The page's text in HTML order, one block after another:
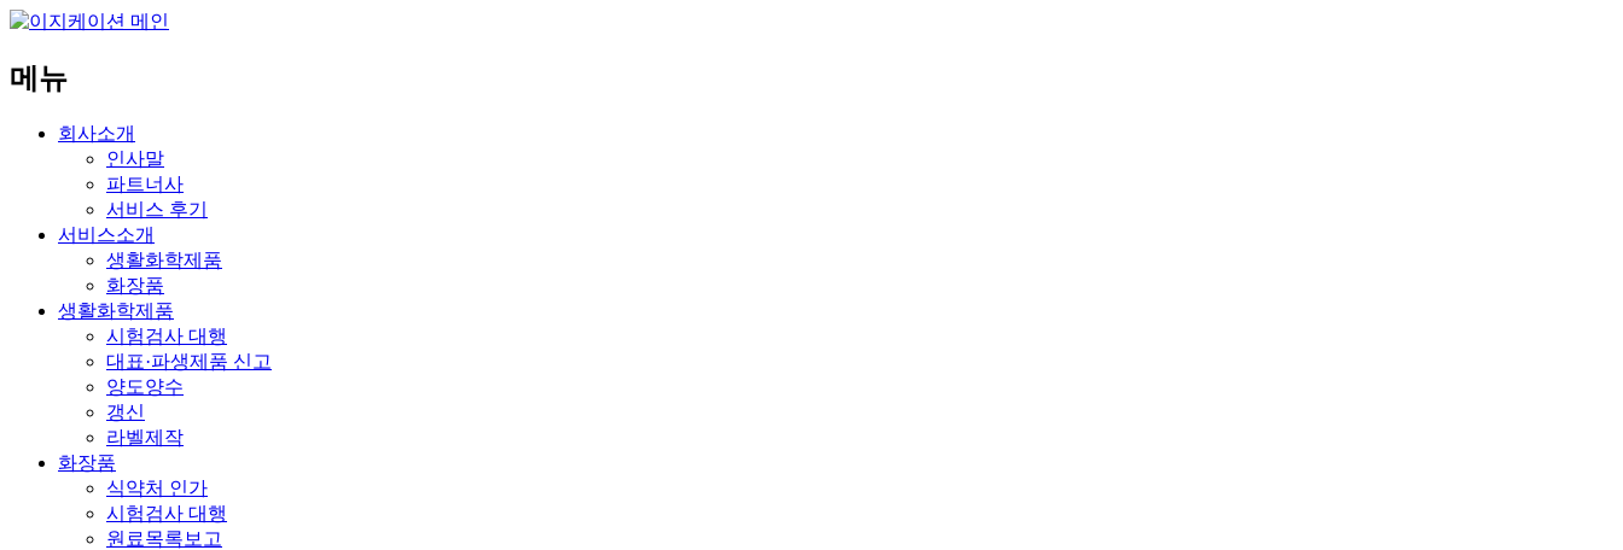
메뉴
회사소개
인사말
파트너사
서비스 후기
서비스소개
생활화학제품
화장품
생활화학제품
시험검사 대행
대표·파생제품 신고
양도양수
갱신
라벨제작
화장품
식약처 인가
시험검사 대행
원료목록보고